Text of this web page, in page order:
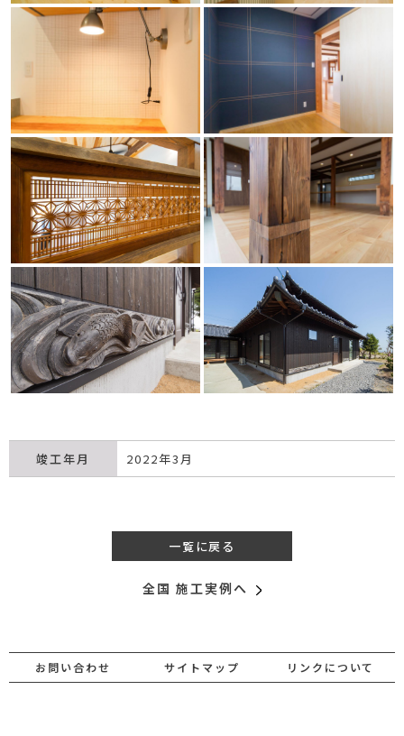
竣工年月 2022年3月
一覧に戻る
全国 施工実例へ
お問い合わせ サイトマップ リンクについて